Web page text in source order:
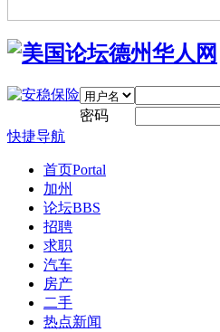
密码
快捷导航
首页Portal
加州
论坛BBS
招聘
求职
汽车
房产
二手
热点新闻